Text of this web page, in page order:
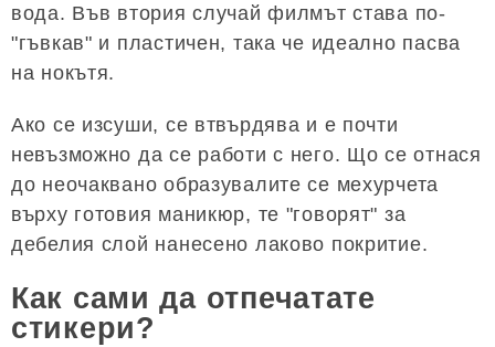
вода. Във втория случай филмът става по-
"гъвкав" и пластичен, така че идеално пасва
на нокътя.
Ако се изсуши, се втвърдява и е почти
невъзможно да се работи с него. Що се отнася
до неочаквано образувалите се мехурчета
върху готовия маникюр, те "говорят" за
дебелия слой нанесено лаково покритие.
Как сами да отпечатате
стикери?